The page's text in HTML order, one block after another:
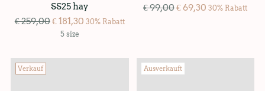
SS25 hay
Regulärer
€ 259,00€ 181,30 30% Rabatt
5 size
Regulärer
€ 99,00€ 69,30 30% Rabatt
Verkauf Ausverkauft